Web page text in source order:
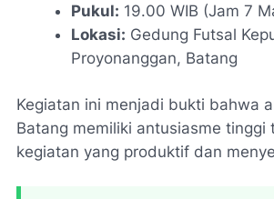
Pukul: 19.00 WIB (Jam 7
Lokasi: Gedung Futsal
Proyonanggan, Batang
Kegiatan ini menjadi bukti bahwa
Batang memiliki antusiasme tinggi
kegiatan yang produktif dan